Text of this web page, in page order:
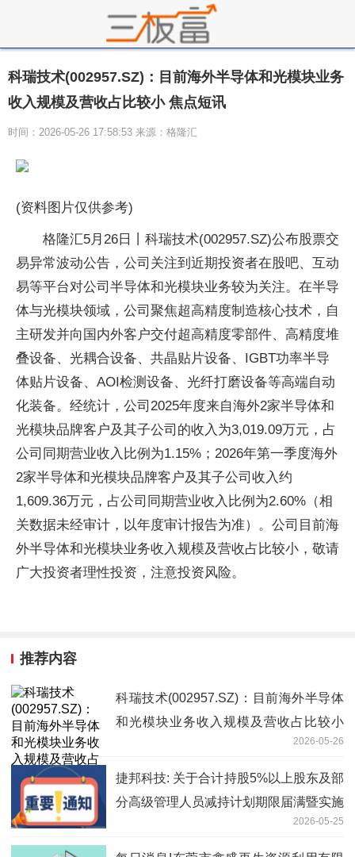
科瑞技术(002957.SZ)：目前海外半导体和光模块业务
收入规模及营收占比较小 焦点短讯
时间：2026-05-26 17:58:53 来源：格隆汇
(资料图片仅供参考)
格隆汇5月26日丨科瑞技术(002957.SZ)公布股票交
易异常波动公告，公司关注到近期投资者在股吧、互动
易等平台对公司半导体和光模块业务较为关注。在半导
体与光模块领域，公司聚焦超高精度制造核心技术，自
主研发并向国内外客户交付超高精度零部件、高精度堆
叠设备、光耦合设备、共晶贴片设备、IGBT功率半导
体贴片设备、AOI检测设备、光纤打磨设备等高端自动
化装备。经统计，公司2025年度来自海外2家半导体和
光模块品牌客户及其子公司的收入为3,019.09万元，占
公司同期营业收入比例为1.15%；2026年第一季度海外
2家半导体和光模块品牌客户及其子公司收入约
1,609.36万元，占公司同期营业收入比例为2.60%（相
关数据未经审计，以年度审计报告为准）。公司目前海
外半导体和光模块业务收入规模及营收占比较小，敬请
广大投资者理性投资，注意投资风险。
推荐内容
科瑞技术(002957.SZ)：目前海外半导体
和光模块业务收入规模及营收占比较小
2026-05-26
捷邦科技: 关于合计持股5%以上股东及部
分高级管理人员减持计划期限届满暨实施
2026-05-25